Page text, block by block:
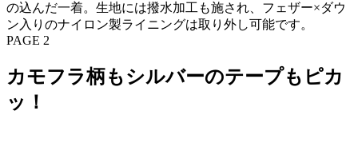
の込んだ一着。生地には撥水加工も施され、フェザー×ダウ
ン入りのナイロン製ライニングは取り外し可能です。
PAGE 2
カモフラ柄もシルバーのテープもピカ
ッ！